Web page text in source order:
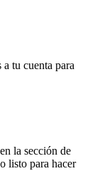
tu cuenta para
la sección de
listo para hacer